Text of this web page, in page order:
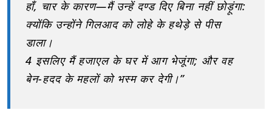
हाँ, चार के कारण—मैं उन्हें दण्ड दिए बिना नहीं छोड़ूंगा:
क्योंकि उन्होंने गिलआद को लोहे के हथेड़े से पीस
डाला।
4 इसलिए मैं हजाएल के घर में आग भेजूंगा; और वह
बेन-हदद के महलों को भस्म कर देगी।”